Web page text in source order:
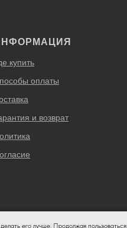
его лучше. Продолжая
купить
оплаты
и возврат